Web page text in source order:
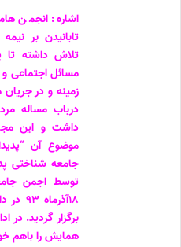
اشاره: انجمن
تابانیدن بر
تلاش داشته تا
مسائل اجتماعی
زمینه و در
درباب مساله
داشت و این
موضوع آن
جامعه شناختی
توسط اجمن
برگزار گردید. در
همایش را باهم